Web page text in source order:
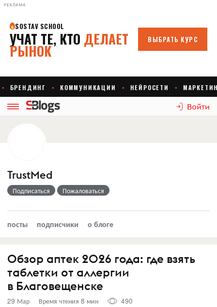
РЕКЛАМА
Войти
TrustMed
Подписаться Пожаловаться
посты подписчики о блоге
Обзор аптек 2026 года: где взять
таблетки от аллергии
в Благовещенске
29 Мар Время чтения 8 мин
490